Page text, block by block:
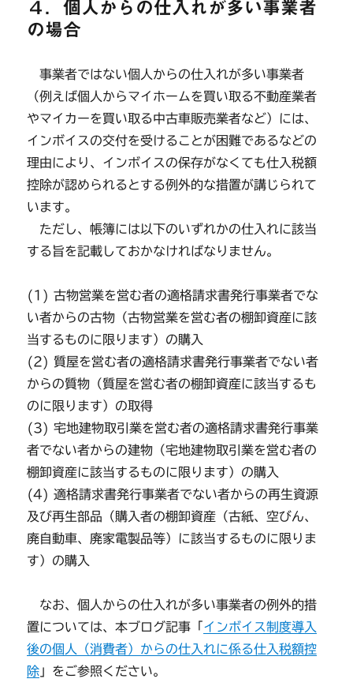
４．個人からの仕入れが多い事業者
の場合
事業者ではない個人からの仕入れが多い事業者
（例えば個人からマイホームを買い取る不動産業者
やマイカーを買い取る中古車販売業者など）には、
インボイスの交付を受けることが困難であるなどの
理由により、インボイスの保存がなくても仕入税額
控除が認められるとする例外的な措置が講じられて
います。
ただし、帳簿には以下のいずれかの仕入れに該当
する旨を記載しておかなければなりません。
(1) 古物営業を営む者の適格請求書発行事業者でな
い者からの古物（古物営業を営む者の棚卸資産に該
当するものに限ります）の購入
(2) 質屋を営む者の適格請求書発行事業者でない者
からの質物（質屋を営む者の棚卸資産に該当するも
のに限ります）の取得
(3) 宅地建物取引業を営む者の適格請求書発行事業
者でない者からの建物（宅地建物取引業を営む者の
棚卸資産に該当するものに限ります）の購入
(4) 適格請求書発行事業者でない者からの再生資源
及び再生部品（購入者の棚卸資産（古紙、空びん、
廃自動車、廃家電製品等）に該当するものに限りま
す）の購入
なお、個人からの仕入れが多い事業者の例外的措
置については、本ブログ記事「 インボイス制度導入
後の個人（消費者）からの仕入れに係る仕入税額控
除 」をご参照ください。